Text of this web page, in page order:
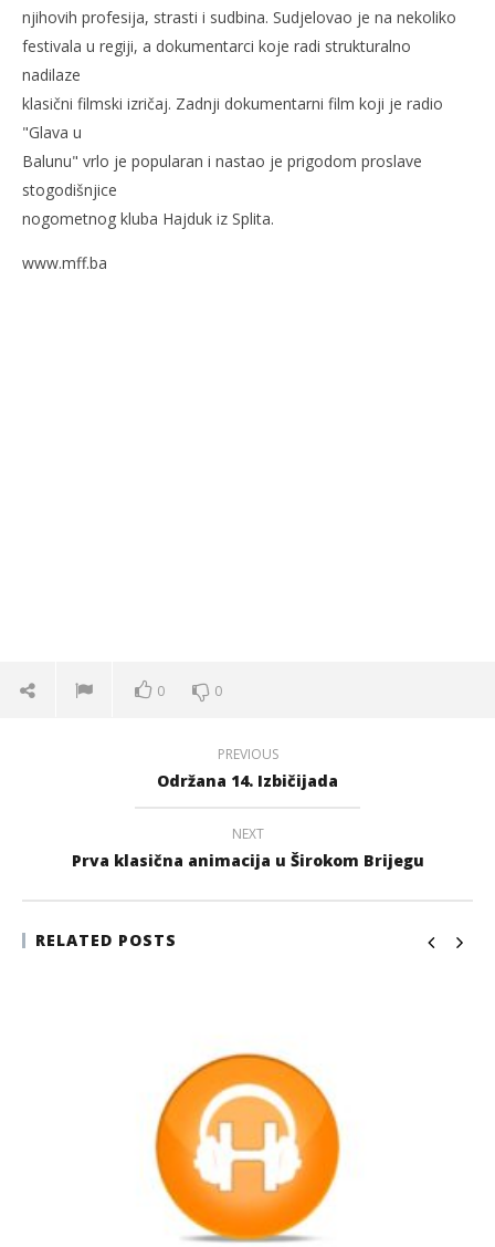
njihovih profesija, strasti i sudbina. Sudjelovao je na nekoliko
festivala u regiji, a dokumentarci koje radi strukturalno
nadilaze
klasični filmski izričaj. Zadnji dokumentarni film koji je radio
"Glava u
Balunu" vrlo je popularan i nastao je prigodom proslave
stogodišnjice
nogometnog kluba Hajduk iz Splita.
www.mff.ba
0 0
PREVIOUS
Održana 14. Izbičijada
NEXT
Prva klasična animacija u Širokom Brijegu
RELATED POSTS